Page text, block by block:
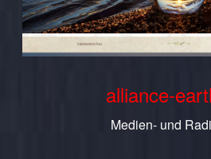
alliance-
Medien- und